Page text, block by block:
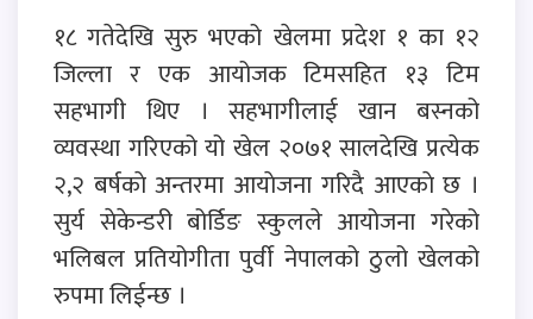
१८ गतेदेखि सुरु भएको खेलमा प्रदेश १ का १२
जिल्ला र एक आयोजक टिमसहित १३ टिम
सहभागी थिए । सहभागीलाई खान बस्नको
व्यवस्था गरिएको यो खेल २०७१ सालदेखि प्रत्येक
२,२ बर्षकाे अन्तरमा आयाेजना गरिदै आएकाे छ ।
सुर्य सेकेन्डरी बोर्डिङ स्कुलले आयोजना गरेको
भलिबल प्रतियोगीता पुर्वी नेपालको ठुलो खेलको
रुपमा लिईन्छ ।